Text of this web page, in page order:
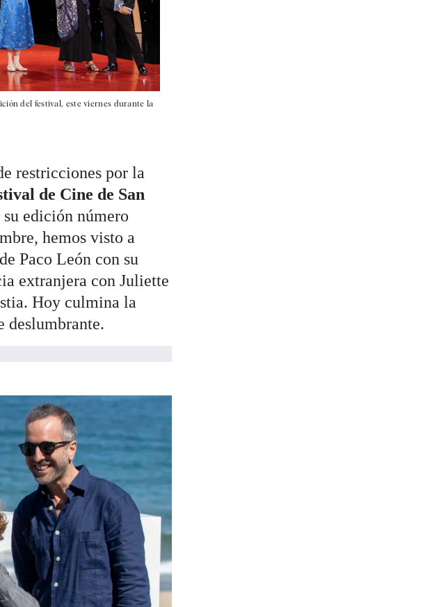
del festival, este viernes durante la
restricciones por la
de Cine de San
edición número
hemos visto a
Paco León con su
extranjera con Juliette
Hoy culmina la
deslumbrante.